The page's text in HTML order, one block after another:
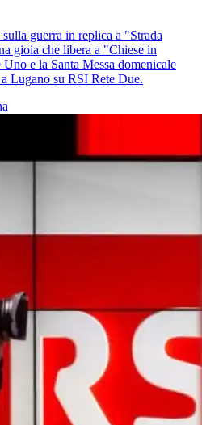
guerra in replica a "Strada
gioia che libera a "Chiese in
e la Santa Messa domenicale
Lugano su RSI Rete Due.